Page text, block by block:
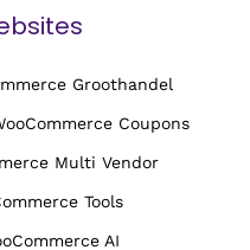
Groothandel
Coupons
Multi Vendor
Tools
AI